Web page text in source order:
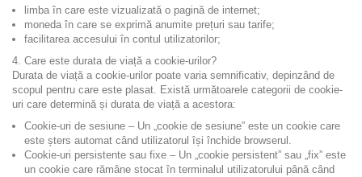
limba în care este vizualizată o pagină de internet;
moneda în care se exprimă anumite prețuri sau tarife;
facilitarea accesului în contul utilizatorilor;
4. Care este durata de viață a cookie-urilor?
Durata de viață a cookie-urilor poate varia semnificativ, depinzând de
scopul pentru care este plasat. Există următoarele categorii de cookie-
uri care determină și durata de viață a acestora:
Cookie-uri de sesiune – Un „cookie de sesiune” este un cookie care
este șters automat când utilizatorul își închide browserul.
Cookie-uri persistente sau fixe – Un „cookie persistent” sau „fix” este
un cookie care rămâne stocat în terminalul utilizatorului până când